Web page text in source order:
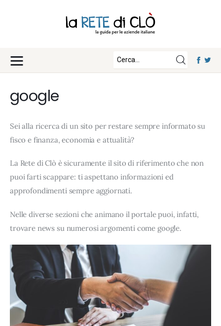
Fisco e Tasse
Economia e Finanza
Diritto e Norme
Iscriviti
Chi Siamo
Collabora con noi
Contatti
google
Sei alla ricerca di un sito per restare sempre informato su
fisco e finanza, economia e attualità?
La Rete di Clò è sicuramente il sito di riferimento che non
puoi farti scappare: ti aspettano informazioni ed
approfondimenti sempre aggiornati.
Nelle diverse sezioni che animano il portale puoi, infatti,
trovare news su numerosi argomenti come google.